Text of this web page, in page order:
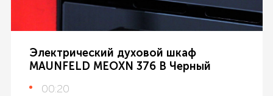
Электрический духовой шкаф
MAUNFELD MEOXN 376 B Черный
00:20